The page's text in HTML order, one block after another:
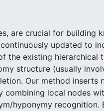
are crucial for building
updated to
the existing hierarchical
structure (usually
Our method inserts
local nodes
hyponymy recognition.